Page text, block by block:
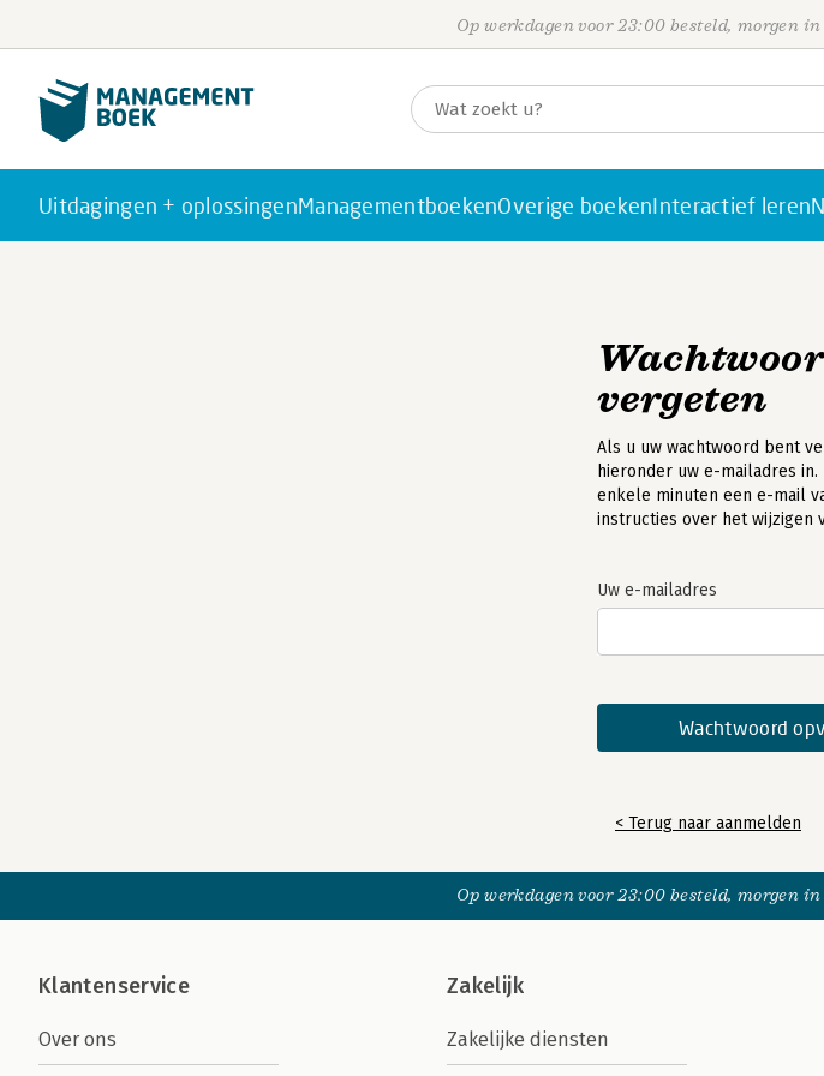
Op werkdagen voor 23:00 besteld, morgen
Uitdagingen + oplossingenManagementboekenOverige boekenInteractief leren
vergeten
Als u uw wachtwoord bent
hieronder uw e-mailadres
enkele minuten een e-mail
instructies over het wijzigen
Uw e-mailadres
< Terug naar aanmelden
Op werkdagen voor 23:00 besteld, morgen
Klantenservice
Over ons
Zakelijk
Zakelijke diensten